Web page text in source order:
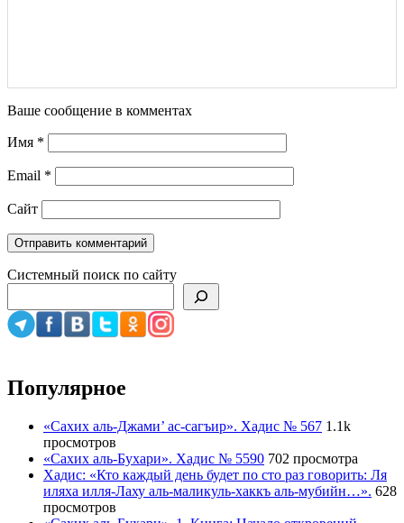
Ваше сообщение в комментах
Имя *
Email *
Сайт
Системный поиск по сайту
Популярное
«Сахих аль-Джами’ ас-сагъир». Хадис № 567 1.1k
просмотров
«Сахих аль-Бухари». Хадис № 5590 702 просмотра
Хадис: «Кто каждый день будет по сто раз говорить: Ля
иляха илля-Лаху аль-маликуль-хаккъ аль-мубийн…». 628
просмотров